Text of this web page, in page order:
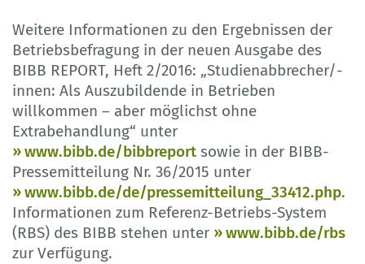
Weitere Informationen zu den Ergebnissen der
Betriebsbefragung in der neuen Ausgabe des
BIBB REPORT, Heft 2/2016: „Studienabbrecher/-
innen: Als Auszubildende in Betrieben
willkommen – aber möglichst ohne
Extrabehandlung“ unter
www.bibb.de/bibbreport sowie in der BIBB-
Pressemitteilung Nr. 36/2015 unter
www.bibb.de/de/pressemitteilung_33412.php.
Informationen zum Referenz-Betriebs-System
(RBS) des BIBB stehen unter
www.bibb.de/rbs
zur Verfügung.